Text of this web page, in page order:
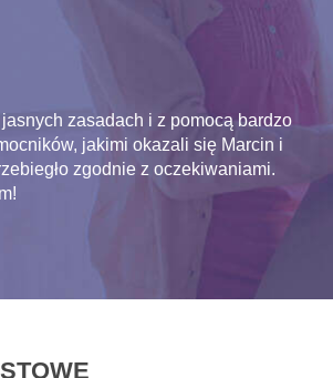
zasadach i z pomocą bardzo
jakimi okazali się Marcin i
zgodnie z oczekiwaniami.